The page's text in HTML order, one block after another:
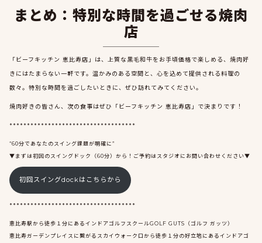
まとめ：特別な時間を過ごせる焼肉
店
「ビーフキッチン 恵比寿店」は、上質な黒毛和牛をお手頃価格で楽しめる、焼肉好
きにはたまらない一軒です。温かみのある空間と、心を込めて提供される料理の
数々。特別な時間を過ごしたいときに、ぜひ訪れてみてください。
焼肉好きの皆さん、次の食事はぜひ「ビーフキッチン 恵比寿店」で決まりです！
************************************
“60分であなたのスイング課題が明確に”
▼まずは初回のスイングドック（60分）から！ご予約はスタジオにお問い合わせください▼
初回スイングdockはこちらから
************************************
恵比寿駅から徒歩１分にあるインドアゴルフスクールGOLF GUTS（ゴルフ ガッツ）
恵比寿ガーデンプレイスに繋がるスカイウォーク口から徒歩１分の好立地にあるインドアゴ